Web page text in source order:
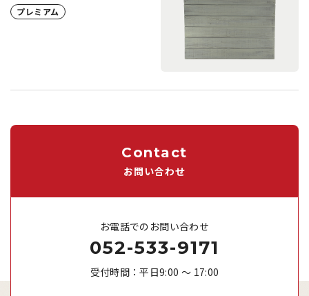
プレミアム
Contact
お問い合わせ
お電話でのお問い合わせ
052-533-9171
受付時間：平日9:00 ～ 17:00